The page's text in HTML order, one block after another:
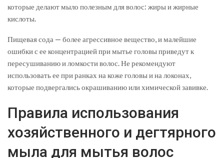
которые делают мыло полезным для волос: жиры и жирные
кислоты.
Пищевая сода — более агрессивное вещество, и малейшие
ошибки с ее концентрацией при мытье головы приведут к
пересушиванию и ломкости волос. Не рекомендуют
использовать ее при ранках на коже головы и на локонах,
которые подвергались окрашиванию или химической завивке.
Правила использования
хозяйственного и дегтярного
мыла для мытья волос